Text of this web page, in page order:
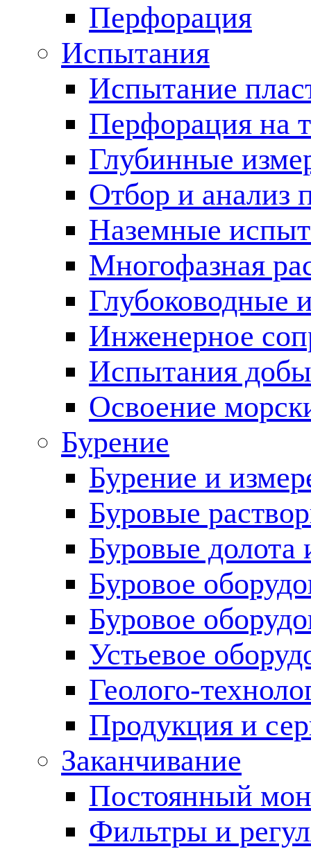
Перфорация
Испытания
Испытание
Перфорация на
Глубинные
Отбор и анализ
Наземные
Многофазная
Глубоководные
Инженерное
Испытания
Освоение
Бурение
Бурение и
Буровые
Буровые долота
Буровое
Буровое
Устьевое
Геолого-
Продукция и
Заканчивание
Постоянный
Фильтры и